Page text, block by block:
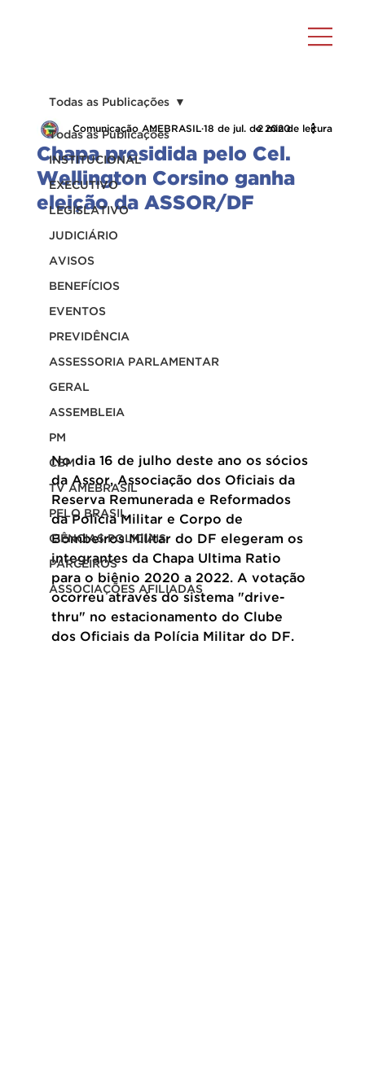
Todas as Publicações
INSTITUCIONAL
EXECUTIVO
LEGISLATIVO
JUDICIÁRIO
AVISOS
BENEFÍCIOS
EVENTOS
PREVIDÊNCIA
ASSESSORIA PARLAMENTAR
GERAL
ASSEMBLEIA
PM
CBM
TV AMEBRASIL
PELO BRASIL
CIÊNCIAS POLICIAIS
PARCEIROS
ASSOCIAÇÕES AFILIADAS
Todas as Publicações
Chapa presidida pelo Cel.
Wellington Corsino ganha
eleição da ASSOR/DF
Comunicação AMEBRASIL 18 de jul. de 20202 min de leitura
No dia 16 de julho deste ano os sócios
da Assor, Associação dos Oficiais da
Reserva Remunerada e Reformados
da Polícia Militar e Corpo de
Bombeiros Militar do DF elegeram os
integrantes da Chapa Ultima Ratio
para o biênio 2020 a 2022. A votação
ocorreu através do sistema "drive-
thru" no estacionamento do Clube
dos Oficiais da Polícia Militar do DF.